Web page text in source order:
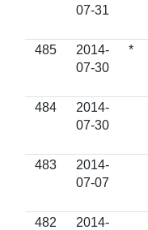
07-31
485
2014-
07-30
*
484
2014-
07-30
483
2014-
07-07
482
2014-